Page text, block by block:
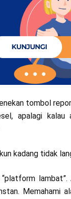
tombol
apalagi
kadang tidak
Memahami